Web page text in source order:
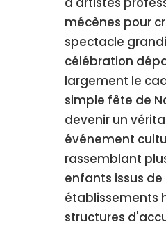
mécènes pour
spectacle
célébration
largement le
simple fête de
devenir un
événement
rassemblant
enfants issus
établissements
structures